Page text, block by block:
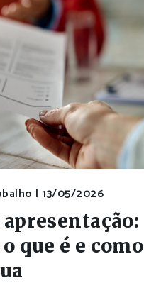
| 13/05/2026
apresentação:
que é e como